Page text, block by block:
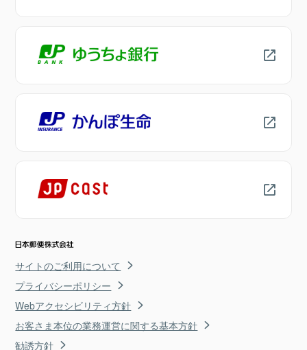
サイトのご利用について
プライバシーポリシー
Webアクセシビリティ方針
お客さま本位の業務運営に関する基本方針
勧誘方針